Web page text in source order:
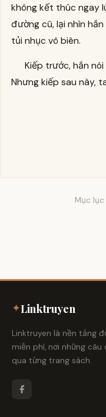
không kết thúc ngay
đường cũ, lại nhìn
tủi nhục vô biên.
Kiếp trước, hắn
Nhưng kiếp sau này,
Mục lục
✦Linktruyen
Linktruyen là nền tảng
miễn phí, nơi những
qua từng trang sách.